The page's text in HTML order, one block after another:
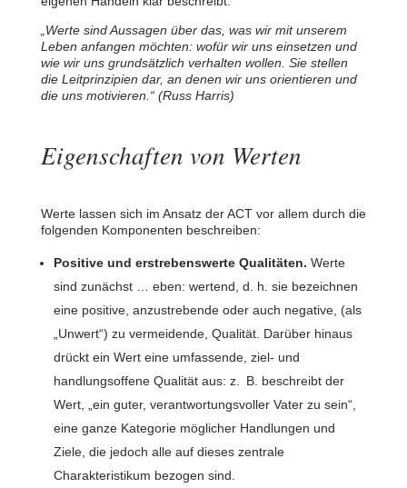
„Werte sind Aussagen über das, was wir mit unserem
Leben anfangen möchten: wofür wir uns einsetzen und
wie wir uns grundsätzlich verhalten wollen. Sie stellen
die Leitprinzipien dar, an denen wir uns orientieren und
die uns motivieren.“ (Russ Harris)
Eigenschaften von Werten
Werte lassen sich im Ansatz der ACT vor allem durch die
folgenden Komponenten beschreiben:
Positive und erstrebenswerte Qualitäten. Werte
sind zunächst … eben: wertend, d. h. sie bezeichnen
eine positive, anzustrebende oder auch negative, (als
„Unwert“) zu vermeidende, Qualität. Darüber hinaus
drückt ein Wert eine umfassende, ziel- und
handlungsoffene Qualität aus: z. B. beschreibt der
Wert, „ein guter, verantwortungsvoller Vater zu sein“,
eine ganze Kategorie möglicher Handlungen und
Ziele, die jedoch alle auf dieses zentrale
Charakteristikum bezogen sind.